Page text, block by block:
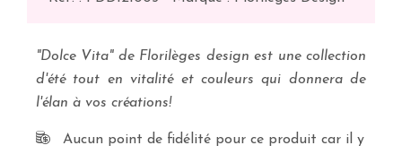
"Dolce Vita" de Florilèges design est une collection
d'été tout en vitalité et couleurs qui donnera de
l'élan à vos créations!
Aucun point de fidélité pour ce produit car il y